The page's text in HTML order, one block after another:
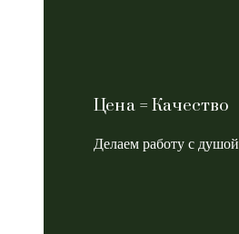
Цена = Качество
Делаем работу с душой